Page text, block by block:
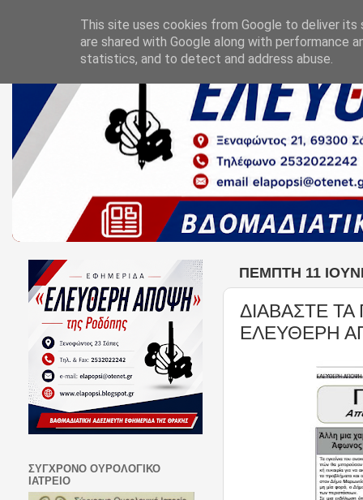
ΠΈΜΠΤΗ 11
ΔΙΑΒΑΣΤΕ
ΕΛΕΥΘΕΡΗ
ΣΥΓΧΡΟΝΟ ΟΥΡΟΛΟΓΙΚΟ
ΙΑΤΡΕΙΟ
This site uses cookies from Google to deliver its
are shared with Google along with performance
statistics, and to detect and address abuse.